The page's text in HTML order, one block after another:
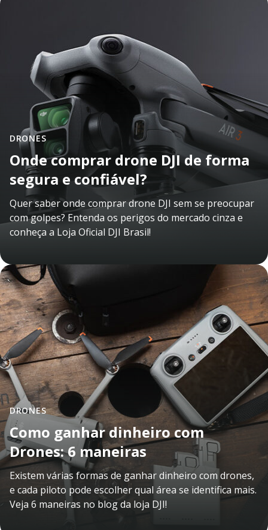
DRONES
Onde comprar drone DJI de forma
segura e confiável?
Quer saber onde comprar drone DJI sem se preocupar
com golpes? Entenda os perigos do mercado cinza e
conheça a Loja Oficial DJI Brasil!
DRONES
Como ganhar dinheiro com
Drones: 6 maneiras
Existem várias formas de ganhar dinheiro com drones,
e cada piloto pode escolher qual área se identifica mais.
Veja 6 maneiras no blog da loja DJI!